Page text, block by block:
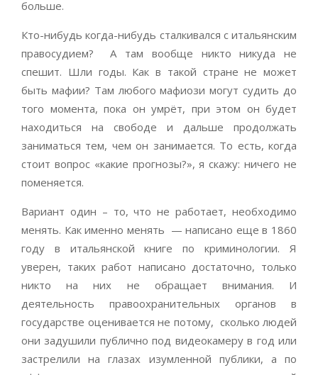
больше.
Кто-нибудь когда-нибудь сталкивался с итальянским
правосудием? А там вообще никто никуда не
спешит. Шли годы. Как в такой стране не может
быть мафии? Там любого мафиози могут судить до
того момента, пока он умрёт, при этом он будет
находиться на свободе и дальше продолжать
заниматься тем, чем он занимается. То есть, когда
стоит вопрос «какие прогнозы?», я скажу: ничего не
поменяется.
Вариант один – то, что не работает, необходимо
менять. Как именно менять — написано еще в 1860
году в итальянской книге по криминологии. Я
уверен, таких работ написано достаточно, только
никто на них не обращает внимания. И
деятельность правоохранительных органов в
государстве оценивается не потому, сколько людей
они задушили публично под видеокамеру в год или
застрелили на глазах изумленной публики, а по